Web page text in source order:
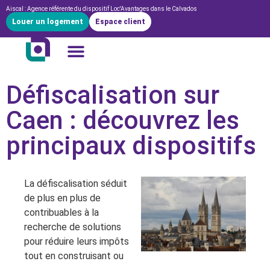
Aiscal : Agence référente du dispositif Loc'Avantages dans le Calvados
Louer un logement Espace client
Défiscalisation sur
Caen : découvrez les
principaux dispositifs
La défiscalisation séduit
de plus en plus de
contribuables à la
recherche de solutions
pour réduire leurs impôts
tout en construisant ou